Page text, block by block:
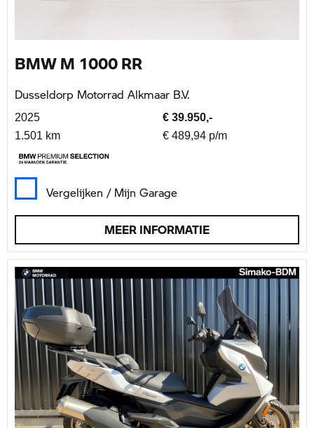
BMW M 1000 RR
Dusseldorp Motorrad Alkmaar B.V.
2025
€ 39.950,-
1.501 km
€ 489,94 p/m
Vergelijken / Mijn Garage
MEER INFORMATIE